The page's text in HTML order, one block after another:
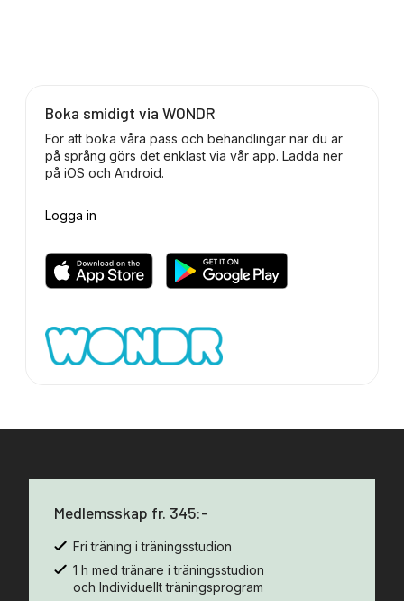
Boka smidigt via WONDR
För att boka våra pass och behandlingar när du är
på språng görs det enklast via vår app. Ladda ner
på iOS och Android.
Logga in
Medlemsskap fr. 345:-
Fri träning i träningsstudion
1 h med tränare i träningsstudion
och Individuellt träningsprogram